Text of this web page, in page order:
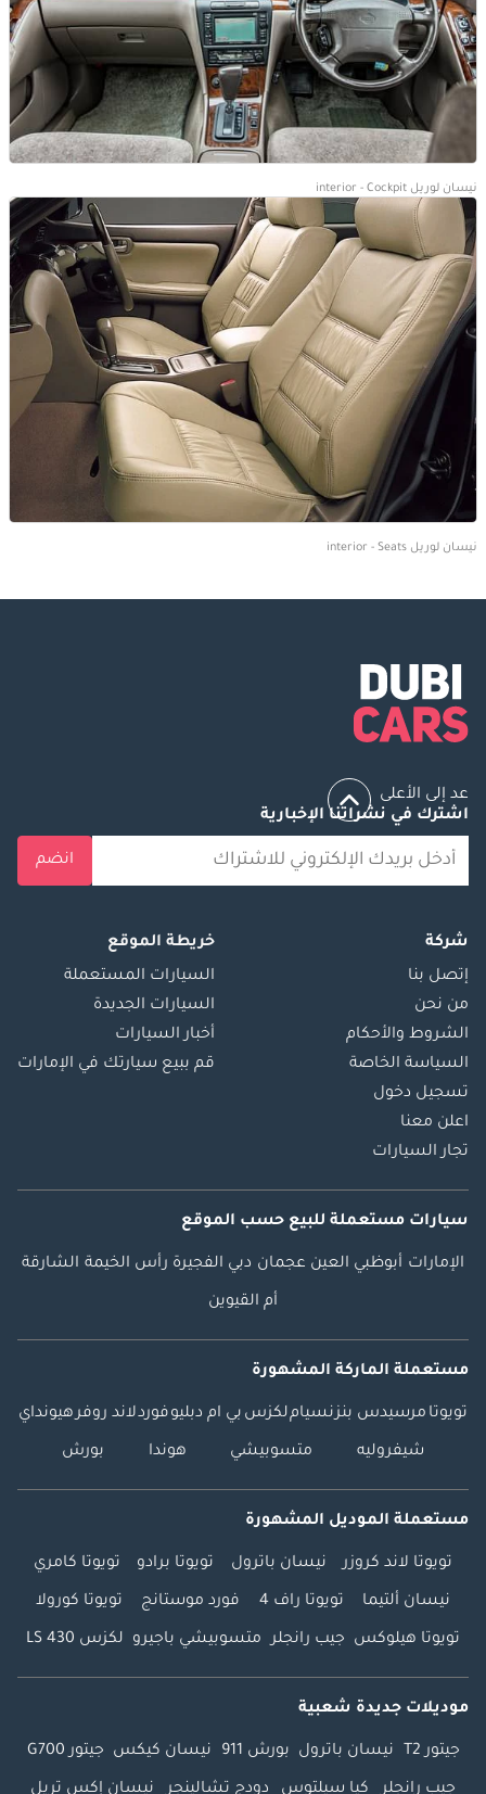
نيسان لوريل interior - Cockpit
نيسان لوريل interior - Seats
عد إلى الأعلى
اشترك في نشراتنا الإخبارية
انضم
شركة
إتصل بنا
من نحن
الشروط والأحكام
السياسة الخاصة
تسجيل دخول
اعلن معنا
تجار السيارات
خريطة الموقع
السيارات المستعملة
السيارات الجديدة
أخبار السيارات
قم ببيع سيارتك في الإمارات
سيارات مستعملة للبيع حسب الموقع
الإمارات أبوظبي العين عجمان دبي الفجيرة رأس الخيمة الشارقة
أم القيوين
مستعملة الماركة المشهورة
تويوتا مرسيدس بنزنسياملكزس بي ام دبليوفوردلاند روفرهيونداي
شيفروليه متسوبيشي هوندا بورش
مستعملة الموديل المشهورة
تويوتا لاند كروزر نيسان باترول تويوتا برادو تويوتا كامري
نيسان ألتيما تويوتا راف 4 فورد موستانج تويوتا كورولا
تويوتا هيلوكس جيب رانجلر متسوبيشي باجيرو لكزس LS 430
موديلات جديدة شعبية
جيتور T2 نيسان باترول بورش 911 نيسان كيكس جيتور G700
جيب رانجلر كيا سيلتوس دودج تشالينجر نيسان إكس تريل